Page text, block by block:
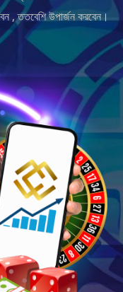
, ততবেশি উপার্জন করবেন।